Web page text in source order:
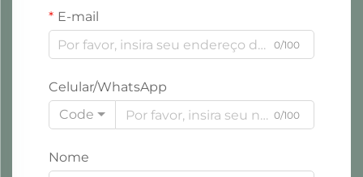
E-mail
0/100
Celular/WhatsApp
Code
0/100
Nome